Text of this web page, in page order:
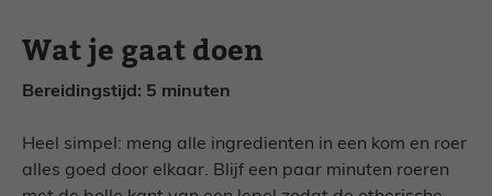
Wat je gaat doen
Bereidingstijd: 5 minuten
Heel simpel: meng alle ingredienten in een kom en roer
alles goed door elkaar. Blijf een paar minuten roeren